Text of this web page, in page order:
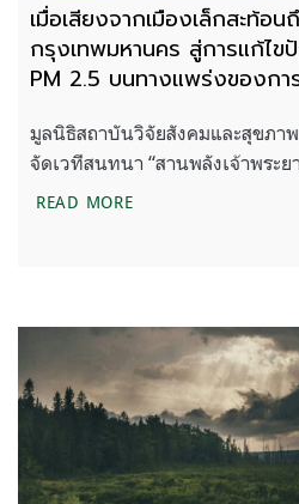
เมื่อเสียงจากเมืองเล็กสะท้
กรุงเทพมหานคร สู่การแก้ไข
PM 2.5 บนทางแพร่งของก
มูลนิธิสถาบันวิจัยสังคมและสุขภา
จัดเวทีสนทนา “สานพลังเจ้าพระ
READ MOREเมื่อเสียงจากเมืองเ